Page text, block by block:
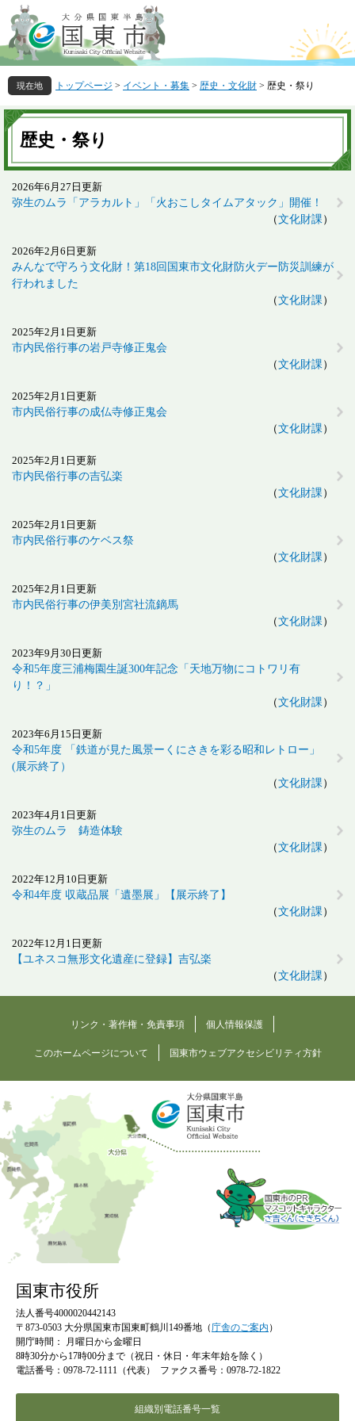
ー
ジ
の
先
頭
で
す
ニ
ュ
ー
を
飛
ば
し
トップページ > イベント・募集 > 歴史・文化財 > 歴史・祭り
本
文
歴史・祭り
2026年6月27日更新
弥生のムラ「アラカルト」「火おこしタイムアタック」開催！
文化財課
2026年2月6日更新
みんなで守ろう文化財！第18回国東市文化財防火デー防災訓練が
行われました
文化財課
2025年2月1日更新
市内民俗行事の岩戸寺修正鬼会
文化財課
2025年2月1日更新
市内民俗行事の成仏寺修正鬼会
文化財課
2025年2月1日更新
市内民俗行事の吉弘楽
文化財課
2025年2月1日更新
市内民俗行事のケベス祭
文化財課
2025年2月1日更新
市内民俗行事の伊美別宮社流鏑馬
文化財課
2023年9月30日更新
令和5年度三浦梅園生誕300年記念「天地万物にコトワリ有
り！？」
文化財課
2023年6月15日更新
令和5年度 「鉄道が見た風景ーくにさきを彩る昭和レトロー」
(展示終了）
文化財課
2023年4月1日更新
弥生のムラ 鋳造体験
文化財課
2022年12月10日更新
令和4年度 収蔵品展「遺墨展」【展示終了】
文化財課
2022年12月1日更新
【ユネスコ無形文化遺産に登録】吉弘楽
文化財課
リンク・著作権・免責事項 個人情報保護
このホームページについて 国東市ウェブアクセシビリティ方針
国東市役所
法人番号4000020442143
〒873-0503 大分県国東市国東町鶴川149番地（庁舎のご案内 ）
開庁時間：
月曜日から金曜日
8時30分から17時00分まで（祝日・休日・年末年始を除く）
電話番号：0978-72-1111（代表）
ファクス番号：0978-72-1822
組織別電話番号一覧